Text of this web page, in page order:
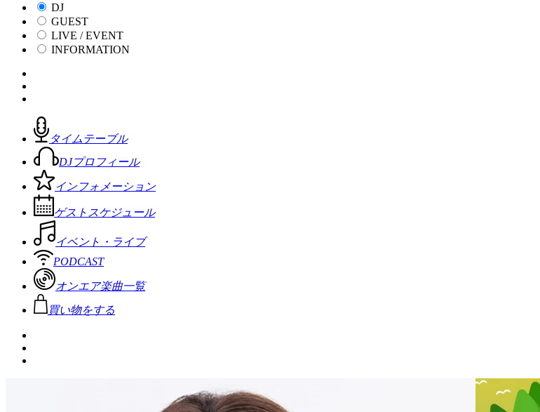
DJ
GUEST
LIVE / EVENT
INFORMATION
タイムテーブル
DJプロフィール
インフォメーション
ゲストスケジュール
イベント・ライブ
PODCAST
オンエア楽曲一覧
買い物をする